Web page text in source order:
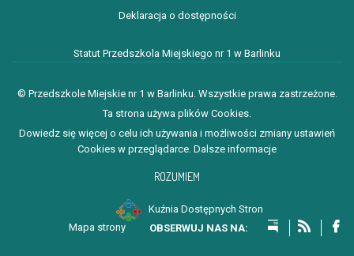
Deklaracja o dostępności
Statut Przedszkola Miejskiego nr 1 w Barlinku
© Przedszkole Miejskie nr 1 w Barlinku. Wszystkie prawa zastrzeżone.
Ta strona używa plików Cookies.
Dowiedz się więcej o celu ich używania i możliwości zmiany ustawień
Cookies w przeglądarce. Dalsze informacje
ROZUMIEM
Kuźnia Dostępnych Stron
Mapa strony